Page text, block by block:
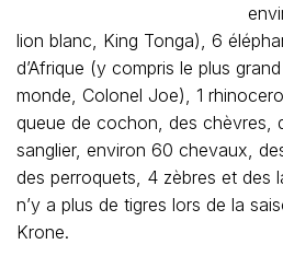
lion blanc, King Tonga), 6
d’Afrique (y compris le plus
monde, Colonel Joe), 1
queue de cochon, des chèvres,
sanglier, environ 60 chevaux,
des perroquets, 4 zèbres et des
n’y a plus de tigres lors de la
Krone.